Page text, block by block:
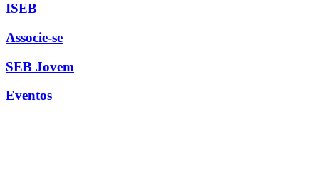
ISEB
Associe-se
SEB Jovem
Eventos